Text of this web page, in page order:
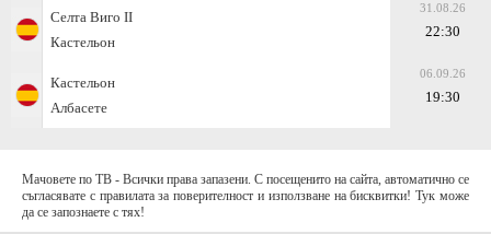
Селта Виго II
Кастельон
31.08.26
22:30
Кастельон
Албасете
06.09.26
19:30
Мачовете по ТВ - Всички права запазени. С посещенито на сайта, автоматично се
съгласявате с правилата за поверителност и използване на бисквитки! Тук може
да се запознаете с тях!